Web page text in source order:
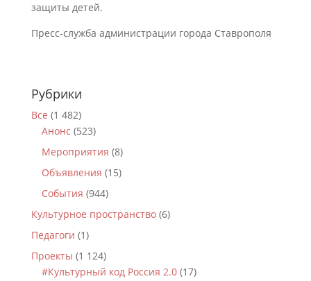
защиты детей.
Пресс-служба администрации города Ставрополя
Рубрики
Все (1 482)
Анонс (523)
Мероприятия (8)
Объявления (15)
События (944)
Культурное пространство(6)
Педагоги (1)
Проекты (1 124)
#Культурный код Россия 2.0(17)